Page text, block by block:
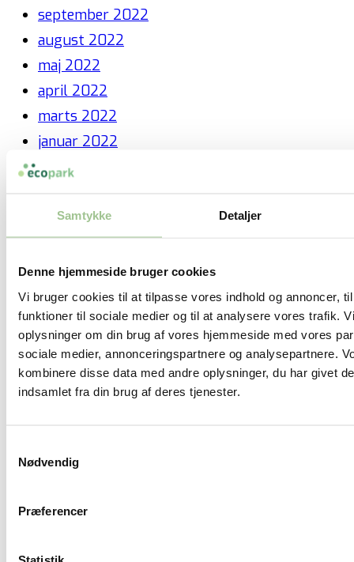
Samtykke Detaljer
Denne hjemmeside bruger cookies
Vi bruger cookies til at tilpasse vores indhold og annoncer,
funktioner til sociale medier og til at analysere vores trafik.
oplysninger om din brug af vores hjemmeside med vores
sociale medier, annonceringspartnere og analysepartnere.
kombinere disse data med andre oplysninger, du har givet
indsamlet fra din brug af deres tjenester.
Nødvendig
Præferencer
Statistik
september 2022
august 2022
maj 2022
april 2022
marts 2022
januar 2022
december 2021
maj 2021
februar 2021
januar 2021
november 2020
juni 2020
marts 2020
februar 2020
december 2019
august 2019
juni 2019